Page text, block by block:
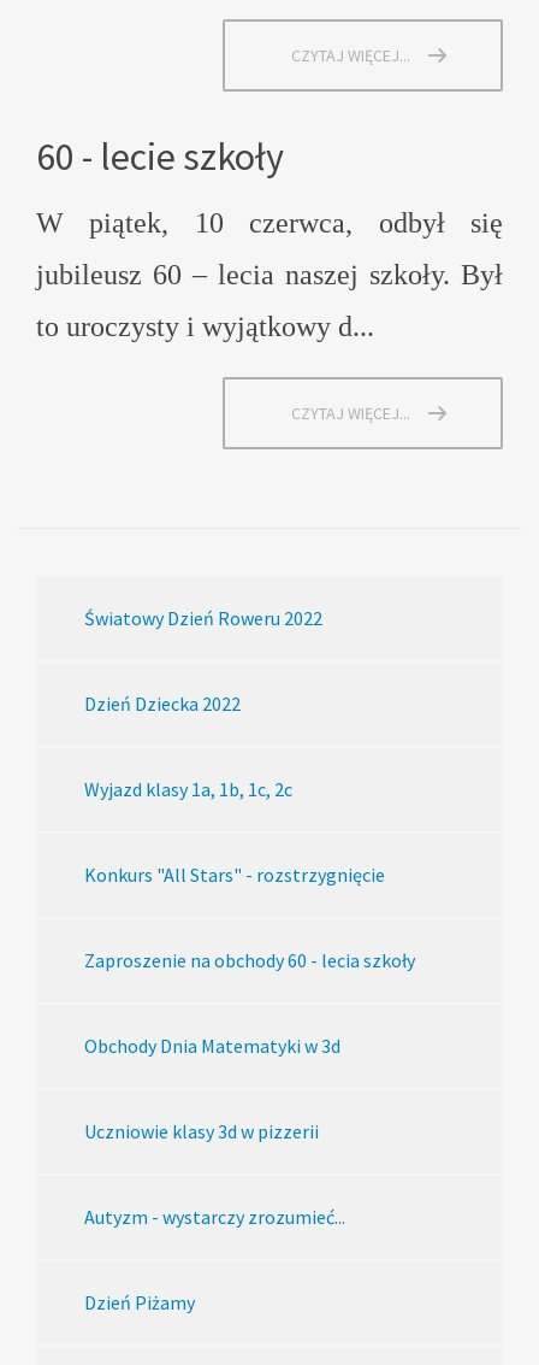
CZYTAJ WIĘCEJ...
60 - lecie szkoły
W piątek, 10 czerwca, odbył się
jubileusz 60 – lecia naszej szkoły. Był
to uroczysty i wyjątkowy d...
CZYTAJ WIĘCEJ...
Światowy Dzień Roweru 2022
Dzień Dziecka 2022
Wyjazd klasy 1a, 1b, 1c, 2c
Konkurs "All Stars" - rozstrzygnięcie
Zaproszenie na obchody 60 - lecia szkoły
Obchody Dnia Matematyki w 3d
Uczniowie klasy 3d w pizzerii
Autyzm - wystarczy zrozumieć...
Dzień Piżamy